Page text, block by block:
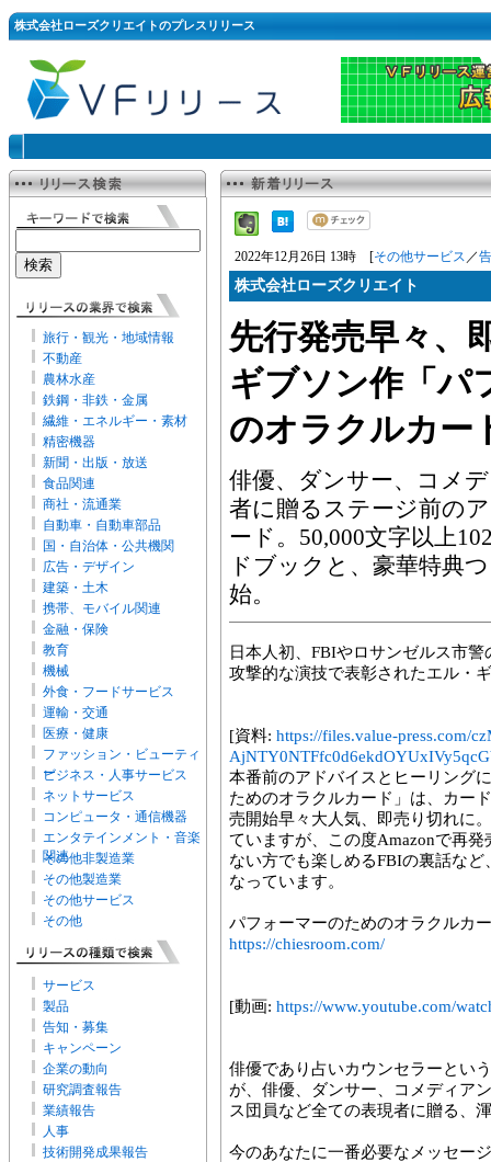
株式会社ローズクリエイトのプレスリリース
旅行・観光・地域情報
不動産
農林水産
鉄鋼・非鉄・金属
繊維・エネルギー・素材
精密機器
新聞・出版・放送
食品関連
商社・流通業
自動車・自動車部品
国・自治体・公共機関
広告・デザイン
建築・土木
携帯、モバイル関連
金融・保険
教育
機械
外食・フードサービス
運輸・交通
医療・健康
ファッション・ビューティ
ー
ビジネス・人事サービス
ネットサービス
コンピュータ・通信機器
エンタテインメント・音楽
関連
その他非製造業
その他製造業
その他サービス
その他
サービス
製品
告知・募集
キャンペーン
企業の動向
研究調査報告
業績報告
人事
技術開発成果報告
2022年12月26日 13時 [その他サービス ／
株式会社ローズクリエイト
先行発売早々、
ギブソン作「パ
のオラクルカー
俳優、ダンサー、コメ
者に贈るステージ前の
ード。50,000文字以上
ドブックと、豪華特典
始。
日本人初、FBIやロサンゼルス市
攻撃的な演技で表彰されたエル・
[資料: https://files.value-press.com/
本番前のアドバイスとヒーリング
ためのオラクルカード」は、カー
売開始早々大人気、即売り切れに
ていますが、この度Amazonで再
ない方でも楽しめるFBIの裏話な
なっています。
パフォーマーのためのオラクルカ
https://chiesroom.com/
[動画: https://www.youtube.com/
俳優であり占いカウンセラーとい
が、俳優、ダンサー、コメディア
ス団員など全ての表現者に贈る、
今のあなたに一番必要なメッセー